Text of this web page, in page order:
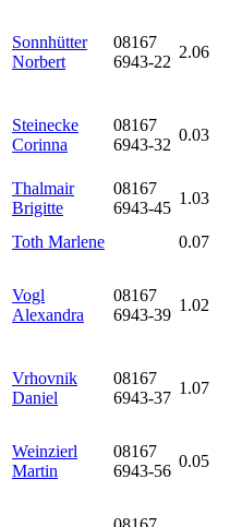
Sonnhütter
Norbert
08167
6943-22
2.06
Steinecke
Corinna
08167
6943-32
0.03
Thalmair
Brigitte
08167
6943-45
1.03
Toth Marlene
0.07
Vogl
Alexandra
08167
6943-39
1.02
Vrhovnik
Daniel
08167
6943-37
1.07
Weinzierl
Martin
08167
6943-56
0.05